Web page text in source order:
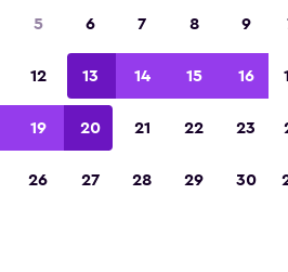
5 6 7 8 9
12 13 14 15 16
19 20 21 22 23
26 27 28 29 30